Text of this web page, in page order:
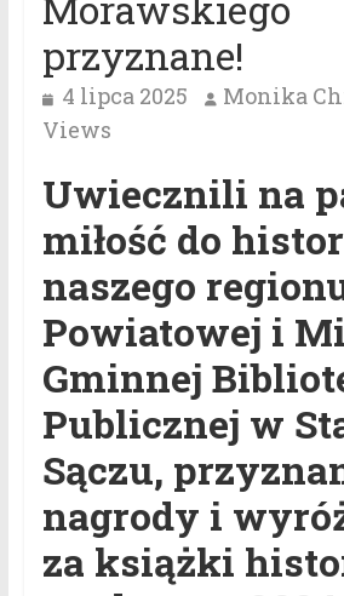
przyznane!
4 lipca 2025 Monika
Views
Uwiecznili na
miłość do
naszego
Powiatowej i
Gminnej
Publicznej w
Sączu,
nagrody i
za książki